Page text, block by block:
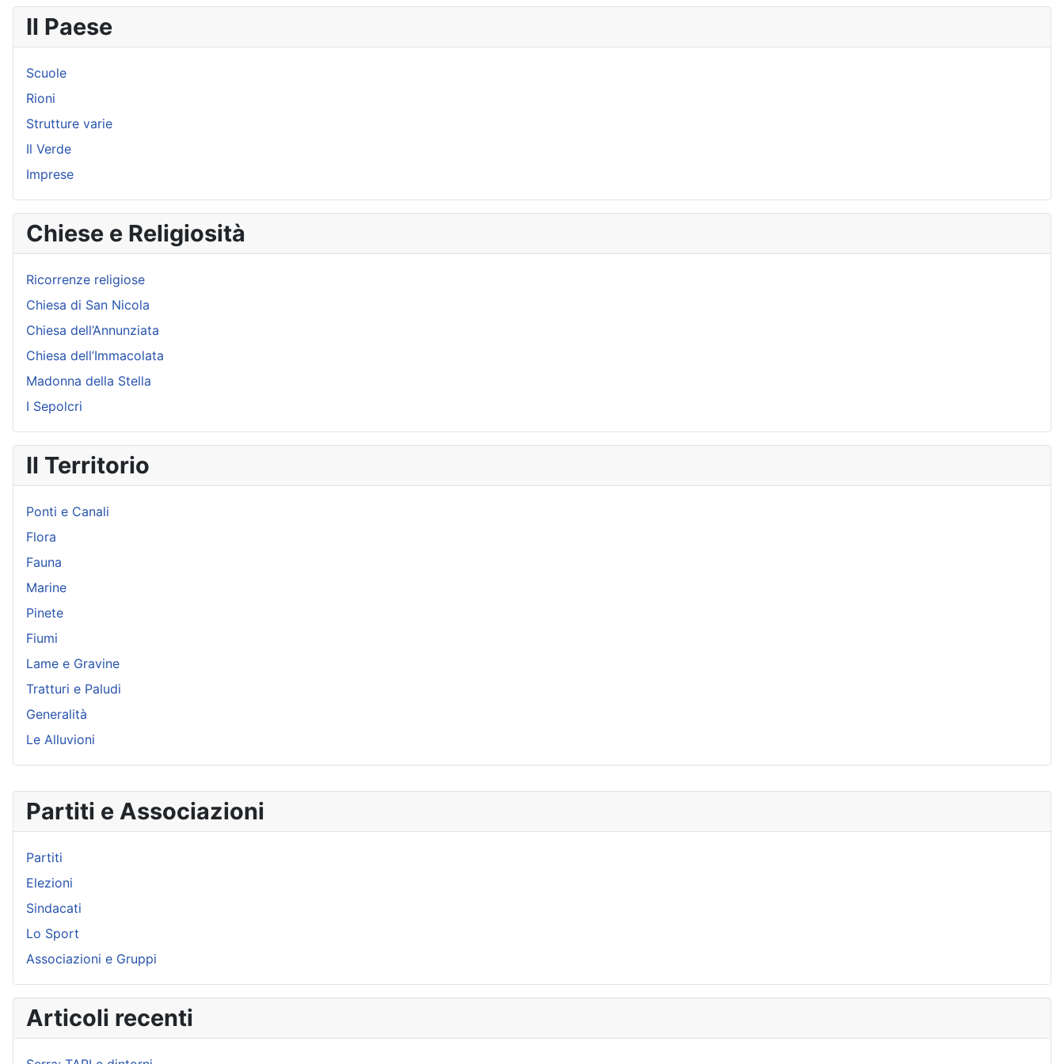
Partiti e Associazioni
Partiti
Elezioni
Sindacati
Lo Sport
Associazioni e Gruppi
Articoli recenti
Il Paese
Scuole
Rioni
Strutture varie
Il Verde
Imprese
Chiese e Religiosità
Ricorrenze religiose
Chiesa di San Nicola
Chiesa dell’Annunziata
Chiesa dell’Immacolata
Madonna della Stella
I Sepolcri
Il Territorio
Ponti e Canali
Flora
Fauna
Marine
Pinete
Fiumi
Lame e Gravine
Tratturi e Paludi
Generalità
Le Alluvioni